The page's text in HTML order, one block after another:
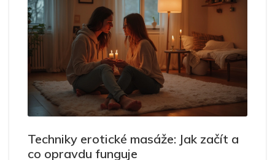
Techniky erotické masáže: Jak začít a
co opravdu funguje